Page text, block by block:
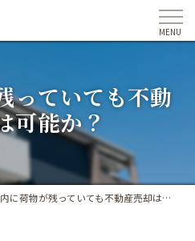
っていても不動
可能か？
に荷物が残っていても不動産売却は可能か？